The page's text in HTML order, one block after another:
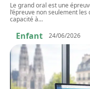
Le grand oral est une
l’épreuve non seulement
capacité à…
Enfant 24/06/2026